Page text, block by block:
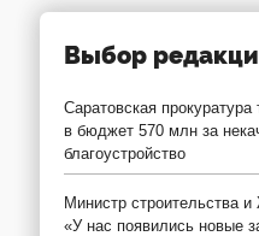
Выбор
Саратовская прокуратура
в бюджет 570 млн за
благоустройство
Министр строительства
«У нас появились новые